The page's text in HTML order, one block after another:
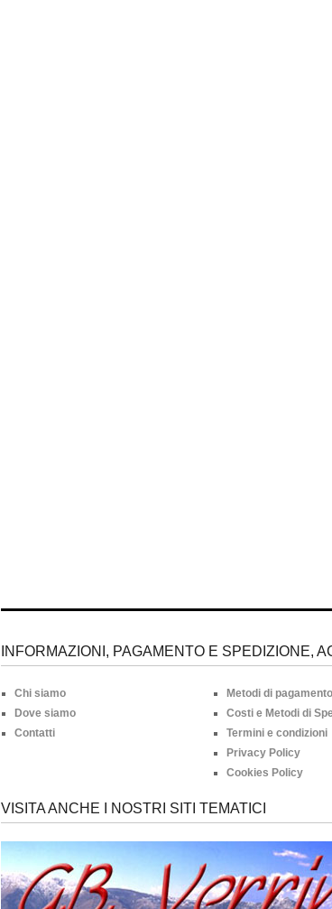
INFORMAZIONI, PAGAMENTO E SPEDIZIONE,
Chi siamo
Dove siamo
Contatti
Metodi di pagamento
Costi e Metodi di
Termini e condizioni
Privacy Policy
Cookies Policy
VISITA ANCHE I NOSTRI SITI TEMATICI